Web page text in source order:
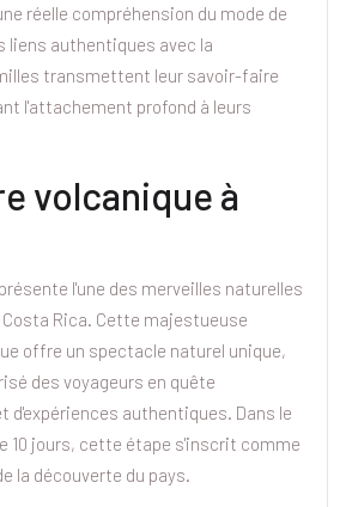
réelle compréhension du mode de
liens authentiques avec la
transmettent leur savoir-faire
l'attachement profond à leurs
volcanique à
l'une des merveilles naturelles
Rica. Cette majestueuse
offre un spectacle naturel unique,
des voyageurs en quête
d'expériences authentiques. Dans le
10 jours, cette étape s'inscrit comme
la découverte du pays.